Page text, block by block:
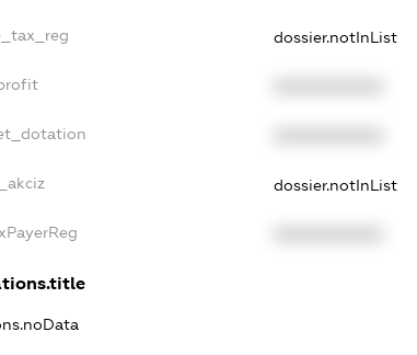
dossier.notInList
dossier.notInList